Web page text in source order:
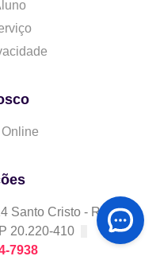
Santo Cristo - Rio de
20.220-410
7938